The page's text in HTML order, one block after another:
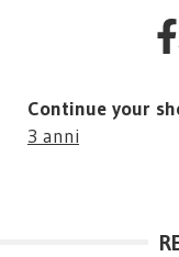
Continue your
3 anni